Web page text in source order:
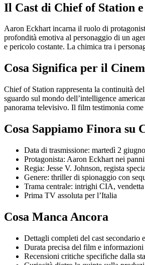
Il Cast di Chief of Station
Aaron Eckhart incarna il ruolo di
profondità emotiva al personaggio di un
e pericolo costante. La chimica tra i
Cosa Significa per il
Chief of Station rappresenta la continuità
sguardo sul mondo dell’intelligence
panorama televisivo. Il film testimonia
Cosa Sappiamo Finora su
Data di trasmissione: martedì 2
Protagonista: Aaron Eckhart nei
Regia: Jesse V. Johnson, regista
Genere: thriller di spionaggio con
Trama centrale: intrighi CIA,
Prima TV assoluta per l’Italia
Cosa Manca Ancora
Dettagli completi del cast secondario
Durata precisa del film e
Recensioni critiche specifiche dalla